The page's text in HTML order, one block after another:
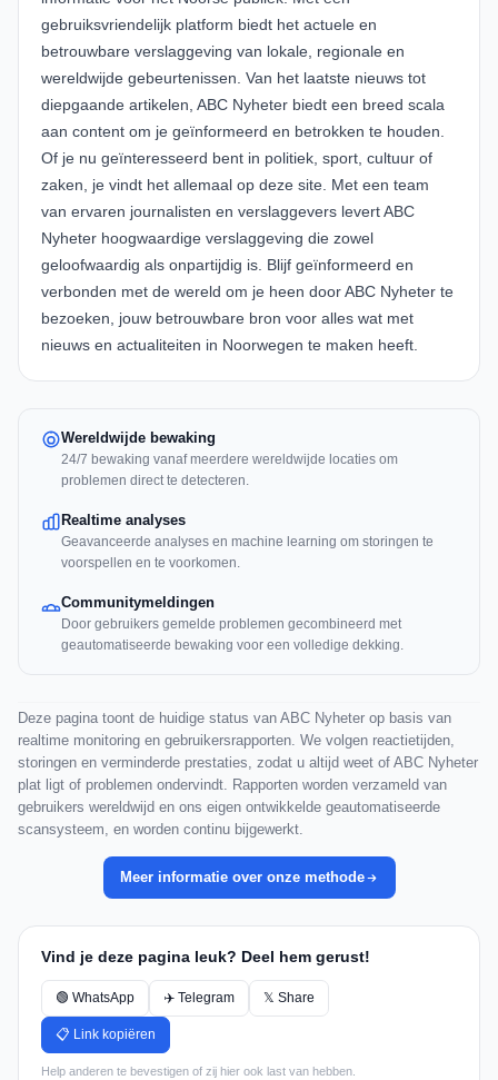
gebruiksvriendelijk platform biedt het actuele en
betrouwbare verslaggeving van lokale, regionale en
wereldwijde gebeurtenissen. Van het laatste nieuws tot
diepgaande artikelen, ABC Nyheter biedt een breed scala
aan content om je geïnformeerd en betrokken te houden.
Of je nu geïnteresseerd bent in politiek, sport, cultuur of
zaken, je vindt het allemaal op deze site. Met een team
van ervaren journalisten en verslaggevers levert ABC
Nyheter hoogwaardige verslaggeving die zowel
geloofwaardig als onpartijdig is. Blijf geïnformeerd en
verbonden met de wereld om je heen door ABC Nyheter te
bezoeken, jouw betrouwbare bron voor alles wat met
nieuws en actualiteiten in Noorwegen te maken heeft.
Wereldwijde bewaking
24/7 bewaking vanaf meerdere wereldwijde locaties om
problemen direct te detecteren.
Realtime analyses
Geavanceerde analyses en machine learning om storingen te
voorspellen en te voorkomen.
Communitymeldingen
Door gebruikers gemelde problemen gecombineerd met
geautomatiseerde bewaking voor een volledige dekking.
Deze pagina toont de huidige status van ABC Nyheter op basis van
realtime monitoring en gebruikersrapporten. We volgen reactietijden,
storingen en verminderde prestaties, zodat u altijd weet of ABC Nyheter
plat ligt of problemen ondervindt. Rapporten worden verzameld van
gebruikers wereldwijd en ons eigen ontwikkelde geautomatiseerde
scansysteem, en worden continu bijgewerkt.
Meer informatie over onze methode
Vind je deze pagina leuk? Deel hem gerust!
🟢 WhatsApp ✈️ Telegram 𝕏 Share
📋 Link kopiëren
Help anderen te bevestigen of zij hier ook last van hebben.